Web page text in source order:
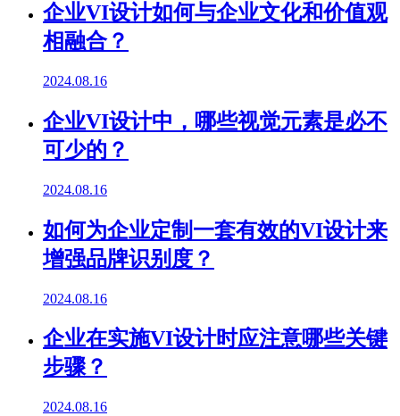
企业VI设计如何与企业文化和价值观
相融合？
2024.08.16
企业VI设计中，哪些视觉元素是必不
可少的？
2024.08.16
如何为企业定制一套有效的VI设计来
增强品牌识别度？
2024.08.16
企业在实施VI设计时应注意哪些关键
步骤？
2024.08.16